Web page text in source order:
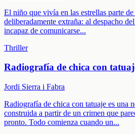
El niño que vivía en las estrellas parte
deliberadamente extraña: al despacho
incapaz de comunicarse...
Thriller
Radiografía de chica con
Jordi Sierra i Fabra
Radiografía de chica con tatuaje es una
construida a partir de un crimen que
pronto. Todo comienza cuando un...